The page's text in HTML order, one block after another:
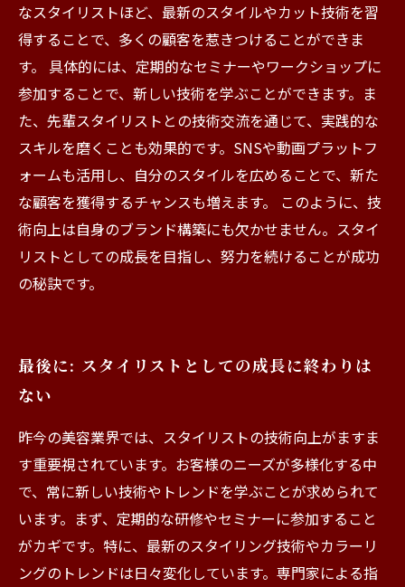
なスタイリストほど、最新のスタイルやカット技術を習
得することで、多くの顧客を惹きつけることができま
す。 具体的には、定期的なセミナーやワークショップに
参加することで、新しい技術を学ぶことができます。ま
た、先輩スタイリストとの技術交流を通じて、実践的な
スキルを磨くことも効果的です。SNSや動画プラットフ
ォームも活用し、自分のスタイルを広めることで、新た
な顧客を獲得するチャンスも増えます。 このように、技
術向上は自身のブランド構築にも欠かせません。スタイ
リストとしての成長を目指し、努力を続けることが成功
の秘訣です。
最後に: スタイリストとしての成長に終わりは
ない
昨今の美容業界では、スタイリストの技術向上がますま
す重要視されています。お客様のニーズが多様化する中
で、常に新しい技術やトレンドを学ぶことが求められて
います。まず、定期的な研修やセミナーに参加すること
がカギです。特に、最新のスタイリング技術やカラーリ
ングのトレンドは日々変化しています。専門家による指